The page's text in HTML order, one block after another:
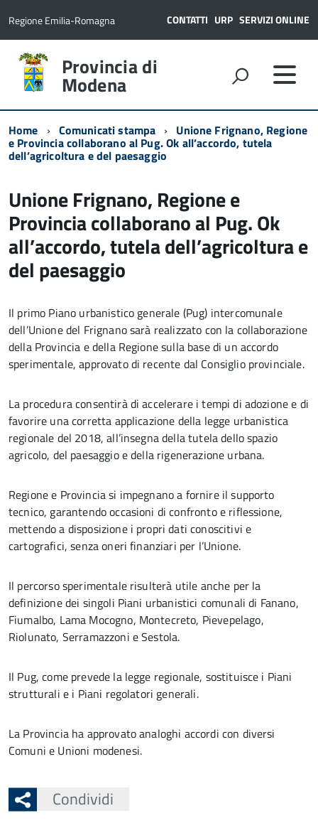
Regione Emilia-Romagna CONTATTI URP SERVIZI ONLINE
Provincia di
Modena
Home Comunicati stampa Unione Frignano, Regione
e Provincia collaborano al Pug. Ok all’accordo, tutela
dell’agricoltura e del paesaggio
Unione Frignano, Regione e
Provincia collaborano al Pug. Ok
all’accordo, tutela dell’agricoltura e
del paesaggio
Il primo Piano urbanistico generale (Pug) intercomunale
dell’Unione del Frignano sarà realizzato con la collaborazione
della Provincia e della Regione sulla base di un accordo
sperimentale, approvato di recente dal Consiglio provinciale.
La procedura consentirà di accelerare i tempi di adozione e di
favorire una corretta applicazione della legge urbanistica
regionale del 2018, all’insegna della tutela dello spazio
agricolo, del paesaggio e della rigenerazione urbana.
Regione e Provincia si impegnano a fornire il supporto
tecnico, garantendo occasioni di confronto e riflessione,
mettendo a disposizione i propri dati conoscitivi e
cartografici, senza oneri finanziari per l’Unione.
Il percorso sperimentale risulterà utile anche per la
definizione dei singoli Piani urbanistici comunali di Fanano,
Fiumalbo, Lama Mocogno, Montecreto, Pievepelago,
Riolunato, Serramazzoni e Sestola.
Il Pug, come prevede la legge regionale, sostituisce i Piani
strutturali e i Piani regolatori generali.
La Provincia ha approvato analoghi accordi con diversi
Comuni e Unioni modenesi.
Condividi